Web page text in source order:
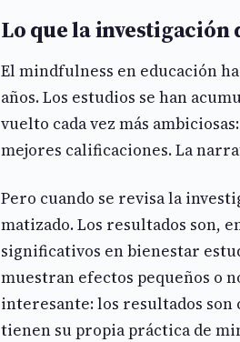
Lo que la
El mindfulness en educación
años. Los estudios se han
vuelto cada vez más
mejores calificaciones. La
Pero cuando se revisa la
matizado. Los resultados son,
significativos en bienestar
muestran efectos pequeños o
interesante: los resultados
tienen su propia práctica de